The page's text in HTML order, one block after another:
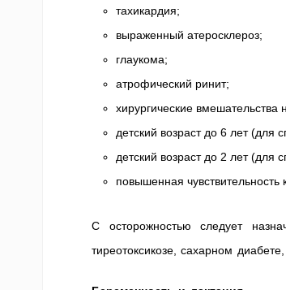
тахикардия;
выраженный атеросклероз;
глаукома;
атрофический ринит;
хирургические вмешательства
детский возраст до 6 лет (для
детский возраст до 2 лет (для
повышенная чувствительность
С осторожностью следует
тиреотоксикозе, сахарном